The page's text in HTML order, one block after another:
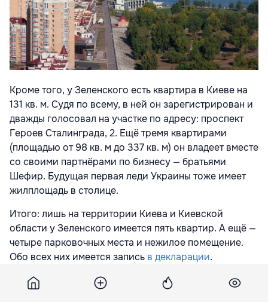
Кроме того, у Зеленского есть квартира в Киеве на
131 кв. м. Судя по всему, в ней он зарегистрирован и
дважды голосовал на участке по адресу: проспект
Героев Сталинграда, 2. Ещё тремя квартирами
(площадью от 98 кв. м до 337 кв. м) он владеет вместе
со своими партнёрами по бизнесу — братьями
Шефир. Будущая первая леди Украины тоже имеет
жилплощадь в столице.
Итого: лишь на территории Киева и Киевской
области у Зеленского имеется пять квартир. А ещё —
четыре парковочных места и нежилое помещение.
Обо всех них имеется запись в декларации.